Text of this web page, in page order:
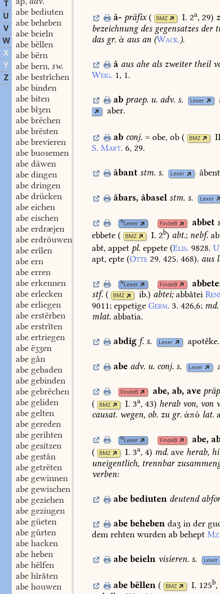
T
U
V
W
X
Y
Z
abe bediuten
abe beheben
abe beieln
abe bëllen
abe bërn
abe bern, sw.
abe bestrîchen
abe binden
abe biten
abe bîʒen
abe brëchen
abe brësten
abe brevieren
abe buosemen
abe däwen
abe dingen
abe dringen
abe drücken
abe eichen
abe eischen
abe erdræjen
abe erdröuwen
abe erîlen
abe ern
abe erren
abe erkennen
abe erlecken
abe erliegen
abe erstërben
abe erstrîten
abe ertriegen
abe ëʒʒen
abe gân
abe gebaden
abe gebinden
abe gebrëchen
abe geliden
abe gelten
abe gereden
abe gerihten
abe gesitzen
abe gestân
abe getrëten
abe gewinnen
abe gewischen
abe geziehen
abe geziugen
abe güeten
abe gürten
abe hacken
abe heben
abe hëlfen
abe hîrâten
abe houwen
â- präfix ( BMZ I. 2a, 29)
bezeichnungdes gegensatzes der
das gr. ἀ aus an (Wack.).
â ausahe alszweitertheil
Weig. 1, 1.
ab praep. u. adv. s. Lexer
aber.
ab conj.=obe,ob ( BMZ
S. Mart. 6, 29.
âbant stm. s. Lexer
âbars, âbasel stm. s. Lexer
NLexer FindeB abbet
ebbete ( BMZ I. 2b) abt.; nebf.
abt, appet pl. eppete (Elis. 9828.
apt, epte (Otte 29. 425. 468). aus
NLexer FindeB
stf. ( BMZ ib.) abtei; abbâtei
9011; eppetige Germ. 3. 426,6; md.
mlat. abbatia.
abdig f. s. Lexer apotêke.
abe adv. u. conj. s. Lexer
FindeB abe, ab, ave
(
BMZ I. 3a, 43) herabvon, von
causat. wegen, ob. zu gr. ἀπό lat.
NLexer FindeB abe,
(
BMZ I. 3a, 4) md. ave herab,
uneigentlich, trennbar
verben:
abebediuten deutend
abebeheben daʒinder
dem rehten wurden ab behept
abebeieln visieren. s. Lexer
abebëllen ( BMZ I. 125b,